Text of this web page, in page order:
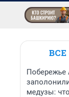
Побережье
медузы: